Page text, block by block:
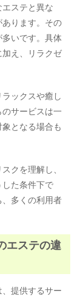
ステと異な
ります。その
いです。具体
え、リラクゼ
ックスや癒し
サービスは一
となる場合も
クを理解し、
た条件下で
多くの利用者
エステの違
提供するサー